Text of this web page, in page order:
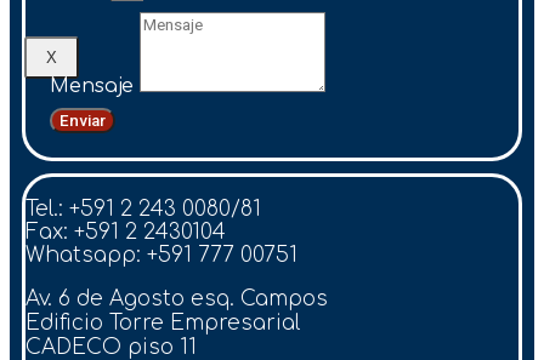
X
Mensaje
Enviar
Tel.: +591 2 243 0080/81
Fax: +591 2 2430104
Whatsapp: +591 777 00751
Av. 6 de Agosto esq. Campos
Edificio Torre Empresarial
CADECO piso 11